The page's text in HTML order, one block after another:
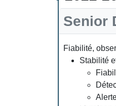
Senior
Fiabilité,
Stabilité